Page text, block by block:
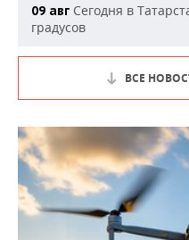
09 авг Сегодня в
градусов
ВСЕ